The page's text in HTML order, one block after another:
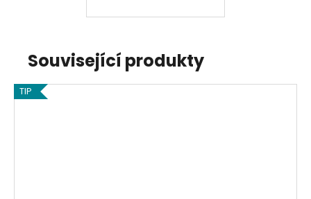
Související produkty
TIP